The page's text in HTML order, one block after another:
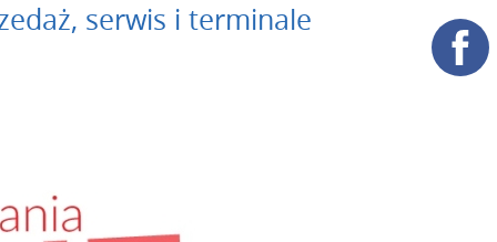
serwis i terminale